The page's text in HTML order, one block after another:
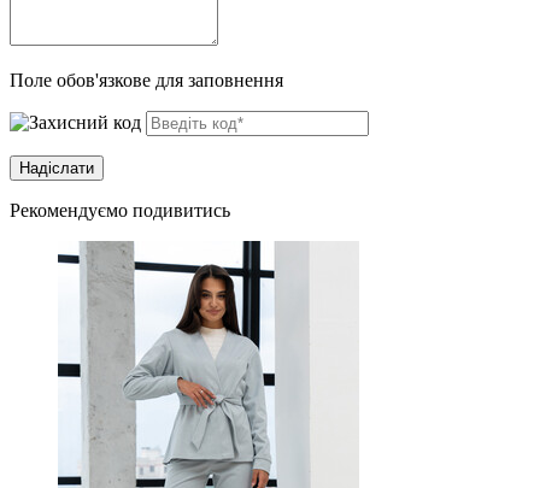
Поле обов'язкове для заповнення
Рекомендуємо подивитись